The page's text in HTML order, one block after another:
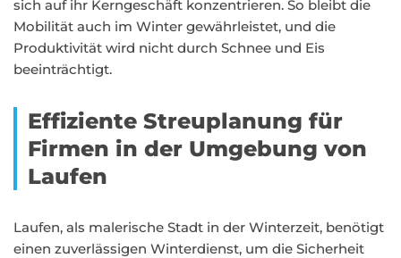
sich auf ihr Kerngeschäft konzentrieren. So bleibt die
Mobilität auch im Winter gewährleistet, und die
Produktivität wird nicht durch Schnee und Eis
beeinträchtigt.
Effiziente Streuplanung für
Firmen in der Umgebung von
Laufen
Laufen, als malerische Stadt in der Winterzeit, benötigt
einen zuverlässigen Winterdienst, um die Sicherheit